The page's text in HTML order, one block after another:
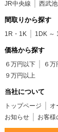
JR中央線 西武
間取りから探す
1R・1K 1DK ～
価格から探す
６万円以下 ６万
９万円以上
当社について
トップページ オ
お知らせ
お客様